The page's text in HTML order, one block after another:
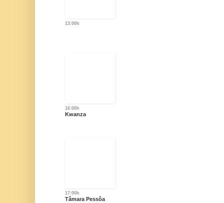
13:00h
Kwanza
16:00h
Tâmara Pessôa
17:00h